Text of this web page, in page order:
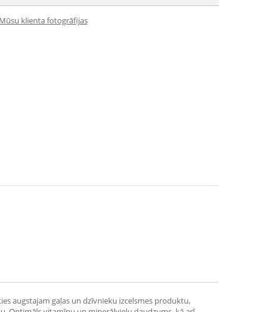
Mūsu klienta fotogrāfijas
augstajam gaļas un dzīvnieku izcelsmes produktu,